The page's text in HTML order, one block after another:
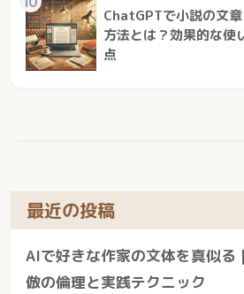
ChatGPTで小説の文
方法とは？効果的な使
点
最近の投稿
AIで好きな作家の文体を真似る
倣の倫理と実践テクニック